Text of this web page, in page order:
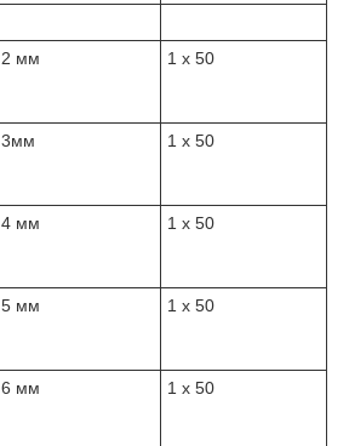
2 мм 1 х 50
3мм 1 х 50
4 мм 1 х 50
5 мм 1 х 50
6 мм 1 х 50